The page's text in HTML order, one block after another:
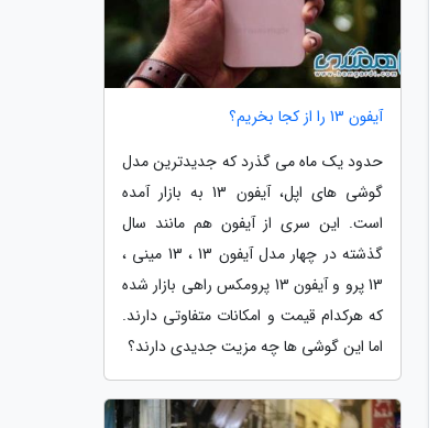
آیفون 13 را از کجا بخریم؟
حدود یک ماه می گذرد که جدیدترین مدل
گوشی های اپل، آیفون 13 به بازار آمده
است. این سری از آیفون هم مانند سال
گذشته در چهار مدل آیفون 13 ، 13 مینی ،
13 پرو و آیفون 13 پرومکس راهی بازار شده
که هرکدام قیمت و امکانات متفاوتی دارند.
اما این گوشی ها چه مزیت جدیدی دارند؟